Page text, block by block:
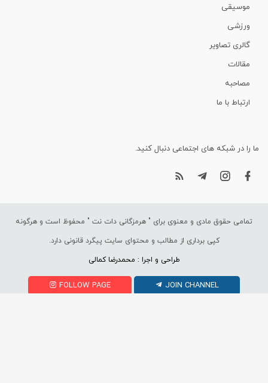
موسیقی
ورزشی
گالری تصاویر
مقالات
مصاحبه
ارتباط با ما
ما را در شبکه های اجتماعی دنبال کنید.
تمامی حقوق مادی و معنوی برای " هرمزگانی دات نت " محفوظ است و هرگونه
کپی برداری از مطالب و محتوای سایت پیگرد قانونی دارد.
طراحی و اجرا : محمدرضا کمالی
FOLLOW PAGE JOIN CHANNEL